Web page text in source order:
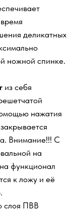
деликатных
ножной спинке.
из себя
нажатия
Внимание!!! С
на
функционал
к ложу и её
слоя ПВВ